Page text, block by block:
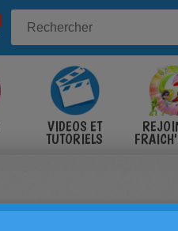
VIDÉOS ET
TUTORIELS